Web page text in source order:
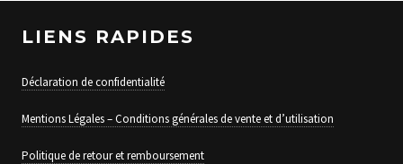
LIENS RAPIDES
Déclaration de confidentialité
Mentions Légales – Conditions générales de vente et d’utilisation
Politique de retour et remboursement